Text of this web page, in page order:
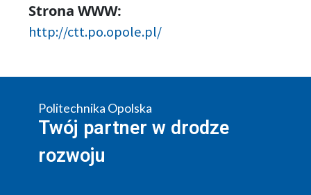
Strona WWW:
http://ctt.po.opole.pl/
Politechnika Opolska
Twój partner w drodze
rozwoju